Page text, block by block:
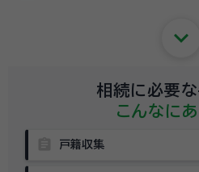
keyboard_arrow_down
相続に必要
こんなに
戸籍収集